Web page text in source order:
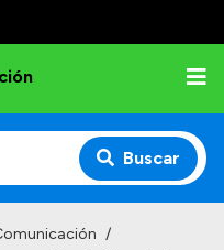
Buscar
/